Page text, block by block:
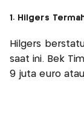
1. Hilgers
Hilgers
saat ini. Bek
9 juta euro atau